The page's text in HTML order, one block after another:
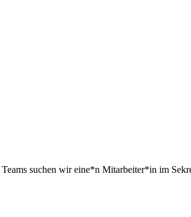
suchen wir eine*n Mitarbeiter*in im